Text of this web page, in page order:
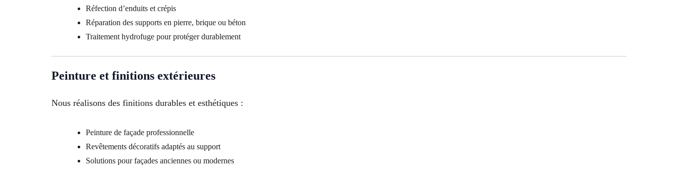
Réfection d’enduits et crépis
Réparation des supports en pierre, brique ou béton
Traitement hydrofuge pour protéger durablement
Peinture et finitions extérieures
Nous réalisons des finitions durables et esthétiques :
Peinture de façade professionnelle
Revêtements décoratifs adaptés au support
Solutions pour façades anciennes ou modernes